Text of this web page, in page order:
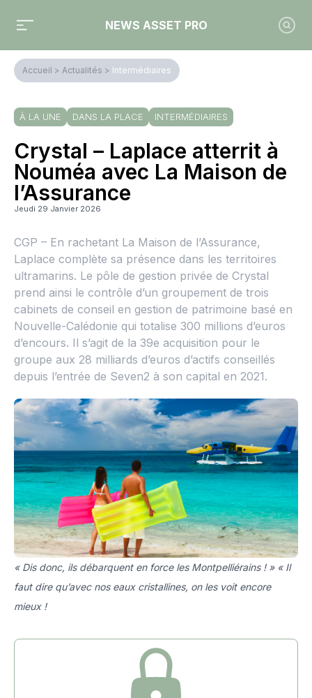
NEWS ASSET PRO
Accueil > Actualités > Intermédiaires
À LA UNE DANS LA PLACE INTERMÉDIAIRES
Crystal – Laplace atterrit à
Nouméa avec La Maison de
l’Assurance
Jeudi 29 Janvier 2026
CGP – En rachetant La Maison de l’Assurance,
Laplace complète sa présence dans les territoires
ultramarins. Le pôle de gestion privée de Crystal
prend ainsi le contrôle d’un groupement de trois
cabinets de conseil en gestion de patrimoine basé en
Nouvelle-Calédonie qui totalise 300 millions d’euros
d’encours. Il s’agit de la 39e acquisition pour le
groupe aux 28 milliards d’euros d’actifs conseillés
depuis l’entrée de Seven2 à son capital en 2021.
« Dis donc, ils débarquent en force les Montpelliérains ! » « Il
faut dire qu’avec nos eaux cristallines, on les voit encore
mieux !